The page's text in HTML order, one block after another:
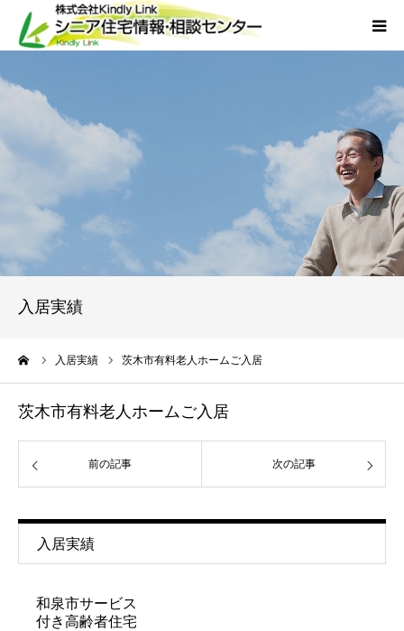
入居実績
入居実績 茨木市有料老人ホームご入居
茨木市有料老人ホームご入居
前の記事 次の記事
入居実績
和泉市サービス
付き高齢者住宅
当社について
外国人人材採用
お問い合わせ